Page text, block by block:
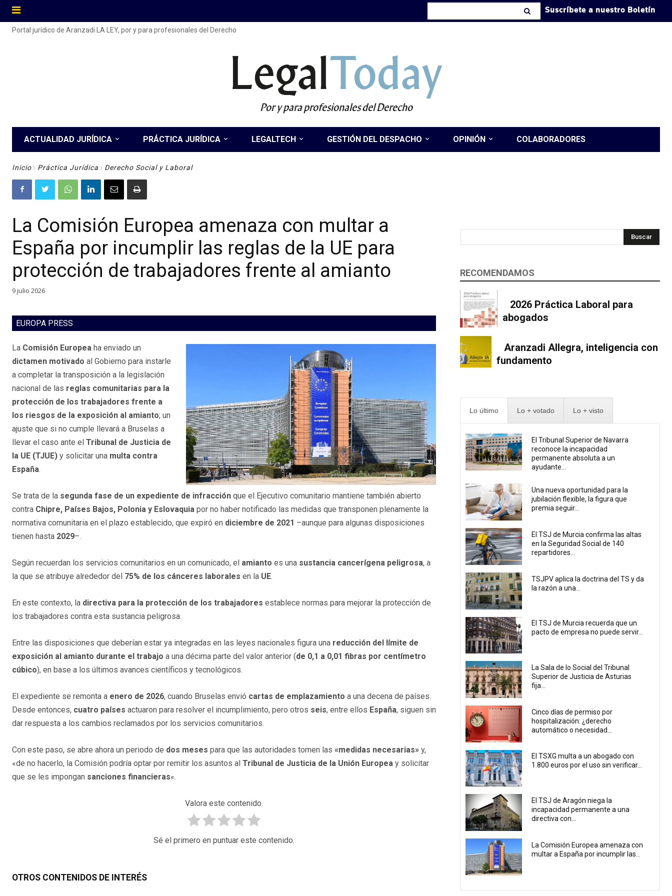
Suscríbete a nuestro Boletín
Portal jurídico de Aranzadi LA LEY, por y para profesionales del Derecho
LegalToday
Por y para profesionales del Derecho
ACTUALIDAD JURÍDICA PRÁCTICA JURÍDICA LEGALTECH GESTIÓN DEL DESPACHO OPINIÓN COLABORADORES
Inicio Práctica Jurídica Derecho Social y Laboral
La Comisión Europea amenaza con multar a
España por incumplir las reglas de la UE para
protección de trabajadores frente al amianto
9 julio 2026
EUROPA PRESS
La Comisión Europea ha enviado un
dictamen motivado al Gobierno para instarle
a completar la transposición a la legislación
nacional de las reglas comunitarias para la
protección de los trabajadores frente a
los riesgos de la exposición al amianto; un
ajuste que si no cumple llevará a Bruselas a
llevar el caso ante el Tribunal de Justicia de
la UE (TJUE) y solicitar una multa contra
España.
Se trata de la segunda fase de un expediente de infracción que el Ejecutivo comunitario mantiene también abierto
contra Chipre, Países Bajos, Polonia y Eslovaquia por no haber notificado las medidas que transponen plenamente la
normativa comunitaria en el plazo establecido, que expiró en diciembre de 2021 –aunque para algunas disposiciones
tienen hasta 2029–.
Según recuerdan los servicios comunitarios en un comunicado, el amianto es una sustancia cancerígena peligrosa, a
la que se atribuye alrededor del 75% de los cánceres laborales en la UE.
En este contexto, la directiva para la protección de los trabajadores establece normas para mejorar la protección de
los trabajadores contra esta sustancia peligrosa.
Entre las disposiciones que deberían estar ya integradas en las leyes nacionales figura una reducción del límite de
exposición al amianto durante el trabajo a una décima parte del valor anterior (de 0,1 a 0,01 fibras por centímetro
cúbico), en base a los últimos avances científicos y tecnológicos.
El expediente se remonta a enero de 2026, cuando Bruselas envió cartas de emplazamiento a una decena de países.
Desde entonces, cuatro países actuaron para resolver el incumplimiento, pero otros seis, entre ellos España, siguen sin
dar respuesta a los cambios reclamados por los servicios comunitarios.
Con este paso, se abre ahora un periodo de dos meses para que las autoridades tomen las «medidas necesarias» y,
«de no hacerlo, la Comisión podría optar por remitir los asuntos al Tribunal de Justicia de la Unión Europea y solicitar
que se les impongan sanciones financieras«.
Valora este contenido.
Sé el primero en puntuar este contenido.
OTROS CONTENIDOS DE INTERÉS
Buscar
RECOMENDAMOS
2026 Práctica Laboral para
abogados
Aranzadi Allegra, inteligencia con
fundamento
Lo último Lo + votado Lo + visto
El Tribunal Superior de Navarra
reconoce la incapacidad
permanente absoluta a un
ayudante...
Una nueva oportunidad para la
jubilación flexible, la figura que
premia seguir...
El TSJ de Murcia confirma las altas
en la Seguridad Social de 140
repartidores...
TSJPV aplica la doctrina del TS y da
la razón a una...
El TSJ de Murcia recuerda que un
pacto de empresa no puede servir...
La Sala de lo Social del Tribunal
Superior de Justicia de Asturias
fija...
Cinco días de permiso por
hospitalización: ¿derecho
automático o necesidad...
El TSXG multa a un abogado con
1.800 euros por el uso sin verificar...
El TSJ de Aragón niega la
incapacidad permanente a una
directiva con...
La Comisión Europea amenaza con
multar a España por incumplir las...